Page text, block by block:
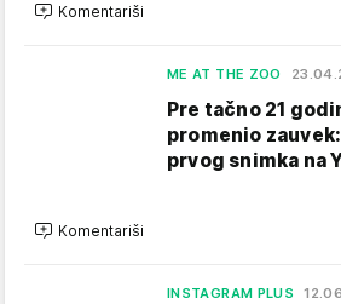
Komentariši
ME AT THE ZOO
Pre tačno 21
promenio
prvog snimka na
Komentariši
INSTAGRAM PLUS